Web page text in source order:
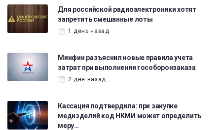
Для российской радиоэлектроники хотят
запретить смешанные лоты
1 день назад
Минфин разъяснил новые правила учета
затрат при выполнении гособоронзаказа
2 дня назад
Кассация подтвердила: при закупке
медизделий код НКМИ может определить
меру…